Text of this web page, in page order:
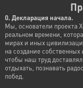
0. Декларация начала.
Мы, основатели проекта
реальном времени,
мирах и иных
на создание
чтобы наш труд
отдыхать, познавать
побед.